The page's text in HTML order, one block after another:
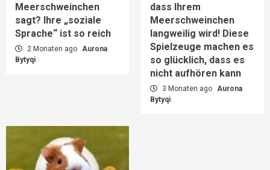
Meerschweinchen
sagt? Ihre „soziale
Sprache“ ist so reich
2 Monaten ago Aurona
Bytyqi
dass Ihrem
Meerschweinchen
langweilig wird! Diese
Spielzeuge machen es
so glücklich, dass es
nicht aufhören kann
3 Monaten ago Aurona
Bytyqi